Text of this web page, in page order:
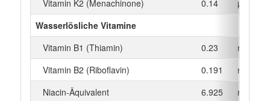
Vitamin K2 (Menachinone)
0.14
µg
Wasserlösliche Vitamine
Vitamin B1 (Thiamin)
0.23
mg
Vitamin B2 (Riboflavin)
0.191
mg
Niacin-Äquivalent
6.925
mg